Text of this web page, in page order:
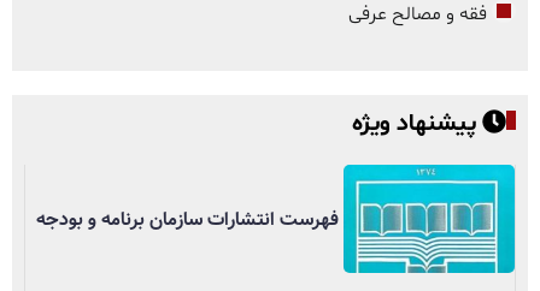
فقه و مصالح عرفی
پیشنهاد ویژه
فهرست انتشارات سازمان برنامه و بودجه